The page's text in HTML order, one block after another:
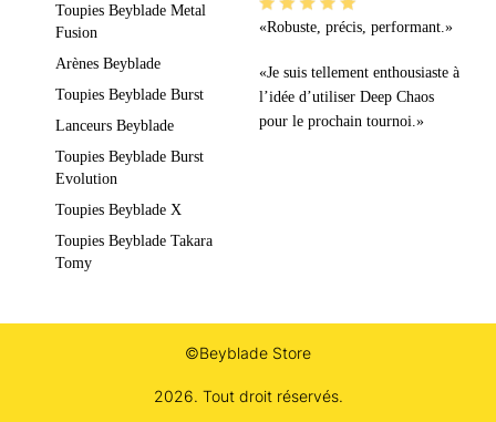
Toupies Beyblade Metal
Fusion
Arènes Beyblade
Toupies Beyblade Burst
Lanceurs Beyblade
Toupies Beyblade Burst
Evolution
Toupies Beyblade X
Toupies Beyblade Takara
Tomy
«Robuste, précis, performant.»
«Je suis tellement enthousiaste à
l’idée d’utiliser Deep Chaos
pour le prochain tournoi.»
©Beyblade Store
2026. Tout droit réservés.